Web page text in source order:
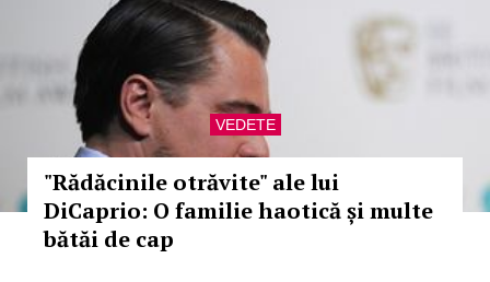
VEDETE
"Rădăcinile otrăvite" ale lui
DiCaprio: O familie haotică și multe
bătăi de cap